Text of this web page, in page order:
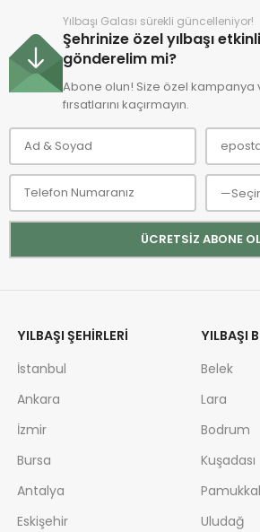
Yılbaşı Galası sürekli güncelleniyor!
Şehrinize özel yılbaşı
gönderelim mi?
Abone olun! Size özel kampanya
fırsatlarını kaçırmayın.
YILBAŞI ŞEHIRLERI
İstanbul
Ankara
İzmir
Bursa
Antalya
Eskişehir
YILBAŞI
Belek
Lara
Bodrum
Kuşadası
Uludağ